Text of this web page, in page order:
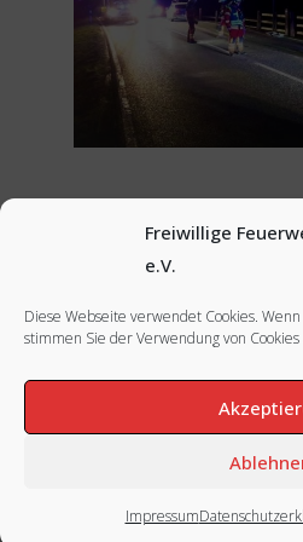
Freiwillige
e.V.
Diese Webseite verwendet Cookies.
stimmen Sie der Verwendung von Cookies
Impressum